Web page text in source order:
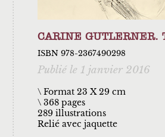
CARINE GUTLERNER.
ISBN 978-2367490298
Publié le 1 janvier 2016
\ Format 23 X 29 cm
368 pages
289 illustrations
Relié avec jaquette